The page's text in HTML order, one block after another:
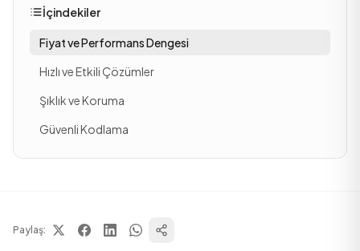
İçindekiler
Fiyat ve Performans Dengesi
Hızlı ve Etkili Çözümler
Şıklık ve Koruma
Güvenli Kodlama
Paylaş: